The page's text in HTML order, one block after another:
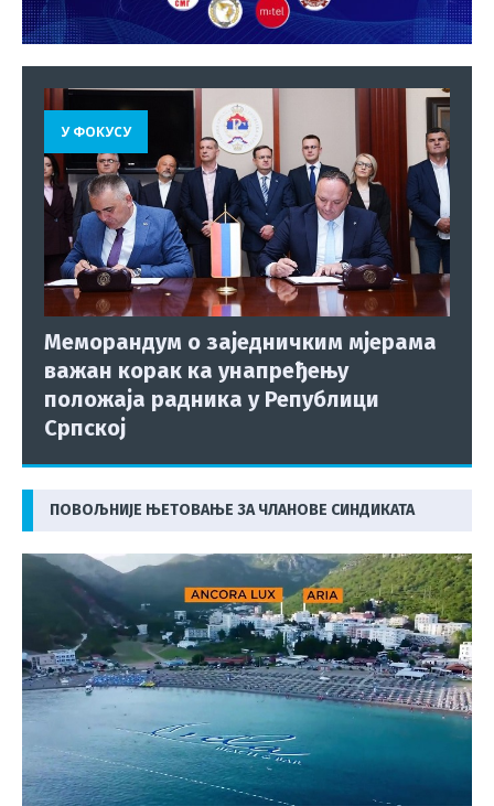
У ФОКУСУ
Меморандум о заједничким мјерама
важан корак ка унапређењу
положаја радника у Републици
Српској
ПОВОЉНИЈЕ ЊЕТОВАЊЕ ЗА ЧЛАНОВЕ СИНДИКАТА